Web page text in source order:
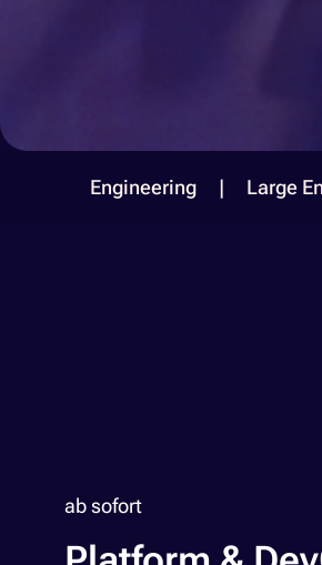
Engineering Large
ab sofort